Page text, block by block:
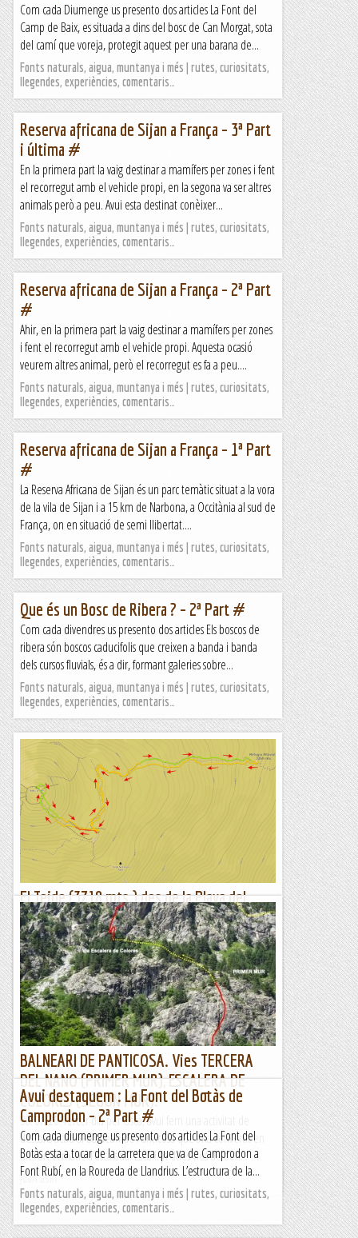
Com cada Diumenge us presento dos articles La Font del
Camp de Baix, es situada a dins del bosc de Can Morgat, sota
del camí que voreja, protegit aquest per una barana de...
Fonts naturals, aigua, muntanya i més | rutes, curiositats,
llegendes, experiències, comentaris…
Reserva africana de Sijan a França – 3ª Part
i última #
En la primera part la vaig destinar a mamífers per zones i fent
el recorregut amb el vehicle propi, en la segona va ser altres
animals però a peu. Avui esta destinat conèixer...
Fonts naturals, aigua, muntanya i més | rutes, curiositats,
llegendes, experiències, comentaris…
Reserva africana de Sijan a França – 2ª Part
#
Ahir, en la primera part la vaig destinar a mamífers per zones
i fent el recorregut amb el vehicle propi. Aquesta ocasió
veurem altres animal, però el recorregut es fa a peu....
Fonts naturals, aigua, muntanya i més | rutes, curiositats,
llegendes, experiències, comentaris…
Reserva africana de Sijan a França – 1ª Part
#
La Reserva Africana de Sijan és un parc temàtic situat a la vora
de la vila de Sijan i a 15 km de Narbona, a Occitània al sud de
França, on en situació de semi llibertat....
Fonts naturals, aigua, muntanya i més | rutes, curiositats,
llegendes, experiències, comentaris…
Que és un Bosc de Ribera ? – 2ª Part #
Com cada divendres us presento dos articles Els boscos de
ribera són boscos caducifolis que creixen a banda i banda
dels cursos fluvials, és a dir, formant galeries sobre...
Fonts naturals, aigua, muntanya i més | rutes, curiositats,
llegendes, experiències, comentaris…
El Teide (3718 mts.) des de la Playa del
Socorro, ruta 0.4.0. Tercera part.
Itinerari entre el Refugi Altavista (3260 mts.) Teide (3718
mts.) i el Refugi Altavista (3260 mts.)Itinerari entre el Refugi
Altavista (3260 mts.) i la Playa del Socorro...
Sortides a Muntanya
BALNEARI DE PANTICOSA. Vies TERCERA
DEL NANO (PRIMER MUR), ESCALERA DE
COLORES (SEGON MUR).
30/07/20. Tercer dia per Osca, avui fem una activitat de
descans actiu al Balneari de Panticosa què s’ha convertit en
un Parc temàtic d’escalada. Escollim dues vies de bon...
Joan asín
Avui destaquem : La Font del Botàs de
Camprodon – 2ª Part #
Com cada diumenge us presento dos articles La Font del
Botàs esta a tocar de la carretera que va de Camprodon a
Font Rubí, en la Roureda de Llandrius. L’estructura de la...
Fonts naturals, aigua, muntanya i més | rutes, curiositats,
llegendes, experiències, comentaris…